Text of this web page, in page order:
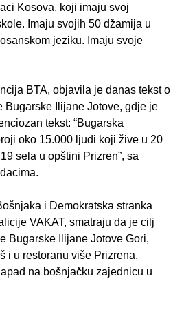
Kosova, koji imaju svoj
Imaju svojih 50 džamija u
jeziku. Imaju svoje
BTA, objavila je danas tekst o
Bugarske Ilijane Jotove, gdje je
tekst: “Bugarska
oko 15.000 ljudi koji žive u 20
sela u opštini Prizren”, sa
i Demokratska stranka
VAKAT, smatraju da je cilj
Bugarske Ilijane Jotove Gori,
i u restoranu više Prizrena,
na bošnjačku zajednicu u